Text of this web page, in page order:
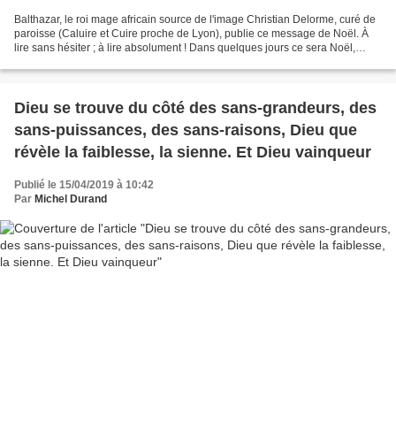
Balthazar, le roi mage africain source de l'image Christian Delorme, curé de
paroisse (Caluire et Cuire proche de Lyon), publie ce message de Noël. À
lire sans hésiter ; à lire absolument ! Dans quelques jours ce sera Noël,
Dieu se trouve du côté des sans-grandeurs, des
sans-puissances, des sans-raisons, Dieu que
révèle la faiblesse, la sienne. Et Dieu vainqueur
Publié le 15/04/2019 à 10:42
Par Michel Durand